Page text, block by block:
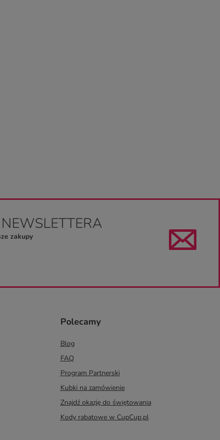
zakupy
Polecamy
Blog
FAQ
Program Partnerski
Kubki na zamówienie
Znajdź okazję do świętowania
Kody rabatowe w CupCup.pl